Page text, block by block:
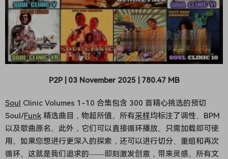
P2P | 03 November 2025 | 780.47 MB
Soul Clinic Volumes 1-10 合集包含 300 首精心挑选的预切
Soul/Funk 精选曲目，物超所值。所有采样均标注了调性、BPM
以及歌曲原名。此外，它们可以直接循环播放。只需加载即可使
用。如果您想进行更深入的探索，还可以进行切分、重组和再次
循环。这就是我们追求的——即刻激发创意，带来灵感。所有文